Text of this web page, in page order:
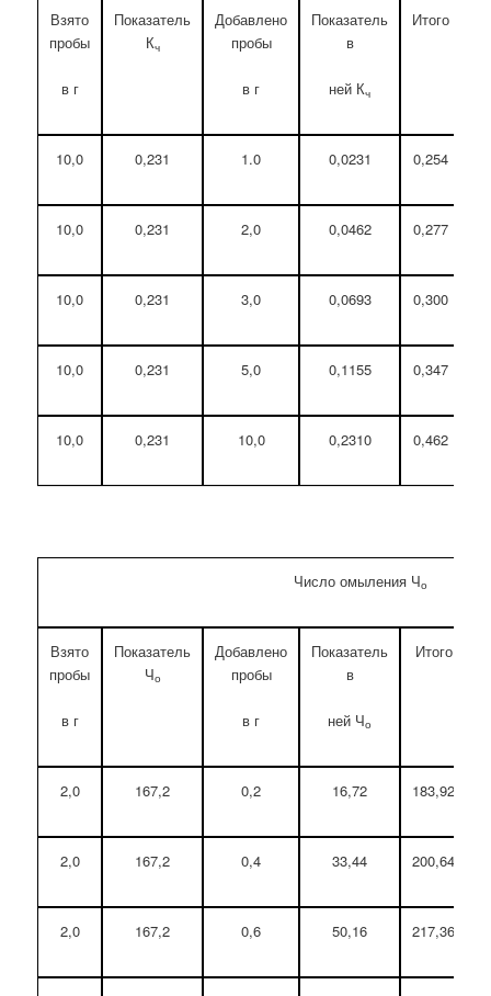
Взято
пробы
в г
Показатель
Кч
Добавлено
пробы
в г
Показатель
в
ней Кч
Итого
10,0 0,231 1.0 0,0231 0,254
10,0 0,231 2,0 0,0462 0,277
10,0 0,231 3,0 0,0693 0,300
10,0 0,231 5,0 0,1155 0,347
10,0 0,231 10,0 0,2310 0,462
Число омыления Чо
Взято
пробы
в г
Показатель
Чо
Добавлено
пробы
в г
Показатель
в
ней Чо
Итого
2,0 167,2 0,2 16,72 183,92
2,0 167,2 0,4 33,44 200,64
2,0 167,2 0,6 50,16 217,36